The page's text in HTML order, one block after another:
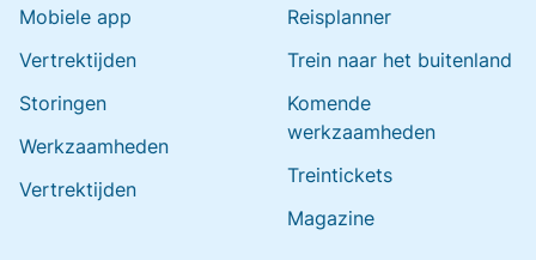
Mobiele app
Vertrektijden
Storingen
Werkzaamheden
Vertrektijden
Reisplanner
Trein naar het buitenland
Komende
werkzaamheden
Treintickets
Magazine